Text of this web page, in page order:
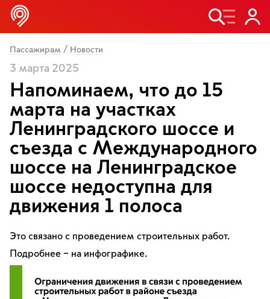
Пассажирам / Новости
3 марта 2025
Напоминаем, что до 15
марта на участках
Ленинградского шоссе и
съезда с Международного
шоссе на Ленинградское
шоссе недоступна для
движения 1 полоса
Это связано с проведением строительных работ.
Подробнее – на инфографике.